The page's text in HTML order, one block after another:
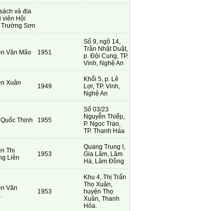
và địa
viên Hội
Trường Sơn
Văn Mão 1951
Số 9, ngõ 14,
Trần Nhật Duật,
p. Đội Cung, TP.
Vinh, Nghệ An
Xuân
1949
Khối 5, p. Lê
Lợi, TP. Vinh,
Nghệ An
Thịnh 1955
Số 03/23
Nguyễn Thiếp,
P. Ngọc Trạo,
TP. Thanh Háa
Thị
Liên
1953
Quang Trung I,
Gia Lâm, Lâm
Hà, Lâm Đồng
Văn
1953
Khu 4, Thị Trấn
Thọ Xuân,
huyện Thọ
Xuân, Thanh
Hóa.